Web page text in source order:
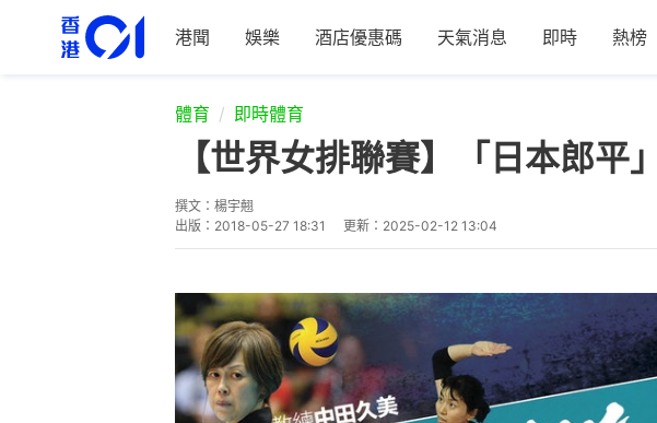
港聞 娛樂 酒店優惠碼 天氣消息 即時 熱榜
體育 即時體育
【世界女排聯賽】「日本郎
撰文： 楊宇翹
出版： 2018-05-27 18:31 更新： 2025-02-12 13:04